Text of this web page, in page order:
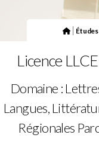
Licence
Domaine :
Langues,
Régionales